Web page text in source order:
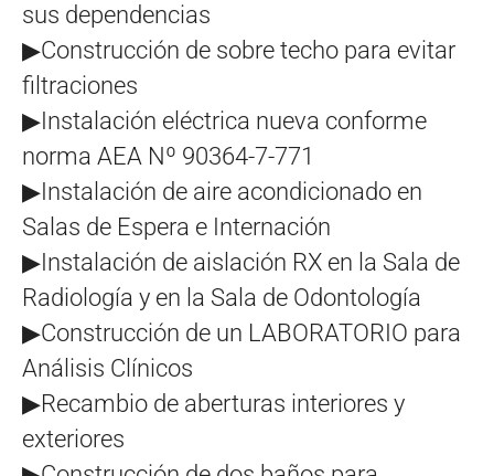
sus dependencias
▶Construcción de sobre techo para evitar
filtraciones
▶Instalación eléctrica nueva conforme
norma AEA Nº 90364-7-771
▶Instalación de aire acondicionado en
Salas de Espera e Internación
▶Instalación de aislación RX en la Sala de
Radiología y en la Sala de Odontología
▶Construcción de un LABORATORIO para
Análisis Clínicos
▶Recambio de aberturas interiores y
exteriores